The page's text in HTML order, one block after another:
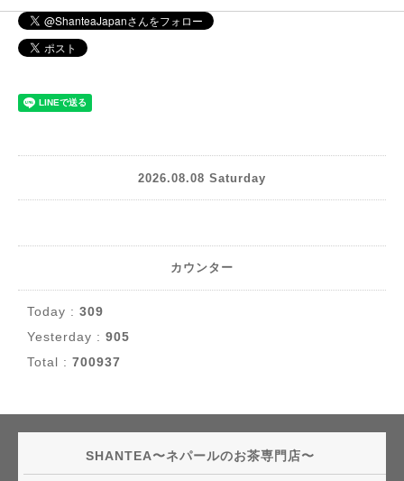
2026.08.08 Saturday
カウンター
Today : 309
Yesterday : 905
Total : 700937
SHANTEA〜ネパールのお茶専門店〜